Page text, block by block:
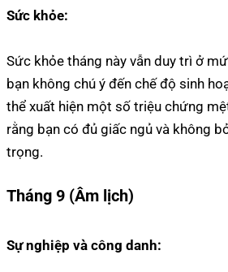
Sức khỏe:
Sức khỏe tháng này vẫn duy trì ở
bạn không chú ý đến chế độ sinh
thể xuất hiện một số triệu chứng
rằng bạn có đủ giấc ngủ và không
trọng.
Tháng 9 (Âm lịch)
Sự nghiệp và công danh: